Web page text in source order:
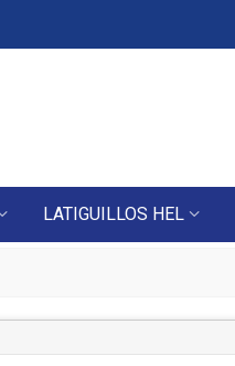
LATIGUILLOS HEL